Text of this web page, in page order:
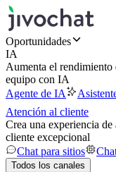
Oportunidades
IA
Aumenta el rendimiento
equipo con IA
Agente de IA
Atención al cliente
Crea una experiencia de
cliente excepcional
Chat para sitios
Todos los canales